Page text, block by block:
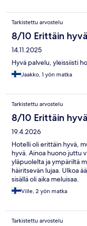
Tarkistettu arvostelu
8/10 Erittäin hyvä
14.11.2025
Hyvä palvelu, yleissiisti
Jaakko, 1 yön matka
Tarkistettu arvostelu
8/10 Erittäin hyvä
19.4.2026
Hotelli oli erittäin hyvä,
hyvä. Ainoa huono juttu
yläpuolelta ja ympäriltä
häiritsevän lujaa. Ulkoa
sisällä oli aika meluisaa.
Ville, 2 yön matka
Tarkistettu arvostelu